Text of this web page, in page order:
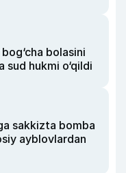
bolasini
hukmi o‘qildi
sakkizta bomba
ayblovlardan